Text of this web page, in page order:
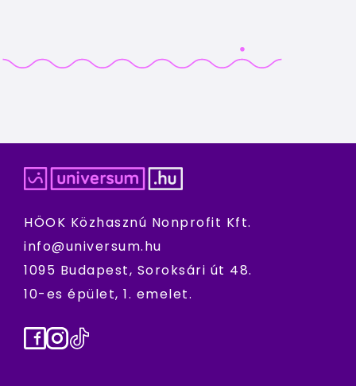
HÖOK Közhasznú Nonprofit Kft.
info@universum.hu
1095 Budapest, Soroksári út 48.
10-es épület, 1. emelet.
Facebook
Instagram
TikTok